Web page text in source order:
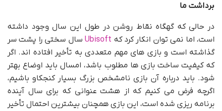
برداشت ما
در حالی که گهگاه نقاط روشن در طول این سال وجود داشته
است، اما نمی توان انکار کرد که Ubisoftسال سختی را پشت سر
گذاشته است و بازی های مهم متعددی به تأخیر افتاده اند. اگر
که کیفیت ساخت بازی ها مطلوب باشد، امسال باید اوضاع بهتر
شود. باید درباره آن بازی نامشخص بزرگ بسیار کنجکاو باشیم،
اگرچه فرض می کنیم که از هشت عنوانی که برای سال آینده
برنامه ریزی شده است، این بازی همچنان بیشترین احتمال تأخیر